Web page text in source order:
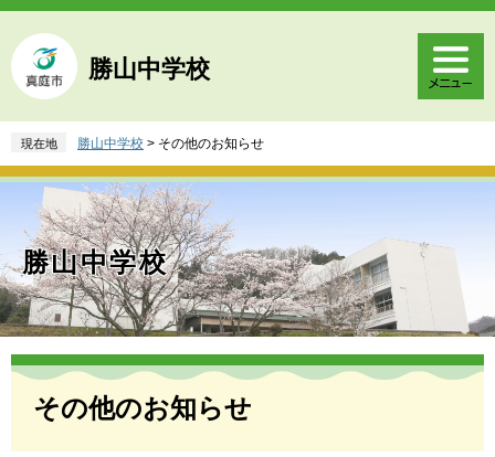
ペ
ジ
の
頭
す
メ
ュ
ー
飛
し
へ
勝山中学校
現在地 勝山中学校 > その他のお知らせ
勝山中学校
本
その他のお知らせ